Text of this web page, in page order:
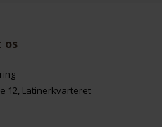
os
12, Latinerkvarteret